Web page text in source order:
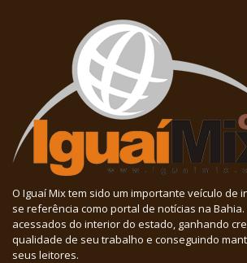
O Iguaí Mix tem sido um importante veículo de
se referência como portal de notícias na Bahia.
acessados do interior do estado, ganhando
qualidade de seu trabalho e conseguindo
seus leitores.